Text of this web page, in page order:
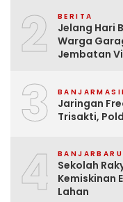
2 BERITA
Jelang Hari
Warga
Jembatan
3
Jaringan
Trisakti,
4 BANJARBARU
Sekolah
Kemiskinan
Lahan